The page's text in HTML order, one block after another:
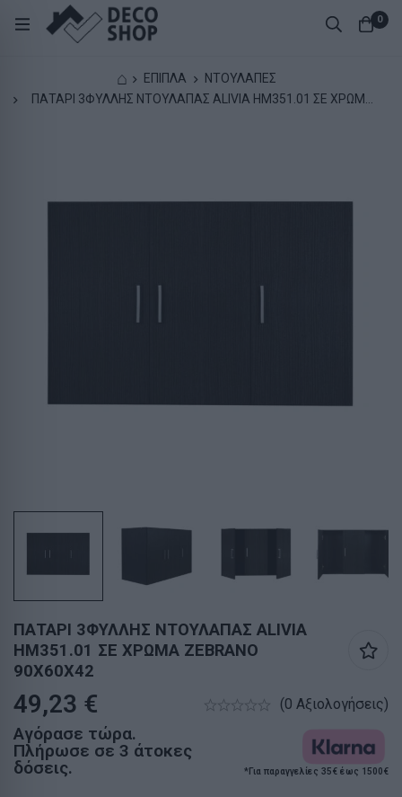
0
⌂ ΕΠΙΠΛΑ
ΝΤΟΥΛΑΠΕΣ
ΠΑΤΑΡΙ 3ΦΥΛΛΗΣ ΝΤΟΥΛΑΠΑΣ ALIVIA HM351.01 ΣΕ ΧΡΩΜΑ
ΠΑΤΑΡΙ 3ΦΥΛΛΗΣ ΝΤΟΥΛΑΠΑΣ ALIVIA
HM351.01 ΣΕ ΧΡΩΜΑ ZEBRANO
90Χ60Χ42
49,23 € (0 Αξιολογήσεις)
Αγόρασε τώρα.
Πλήρωσε σε 3 άτοκες
δόσεις.
*Για παραγγελίες 35€ έως 1500€